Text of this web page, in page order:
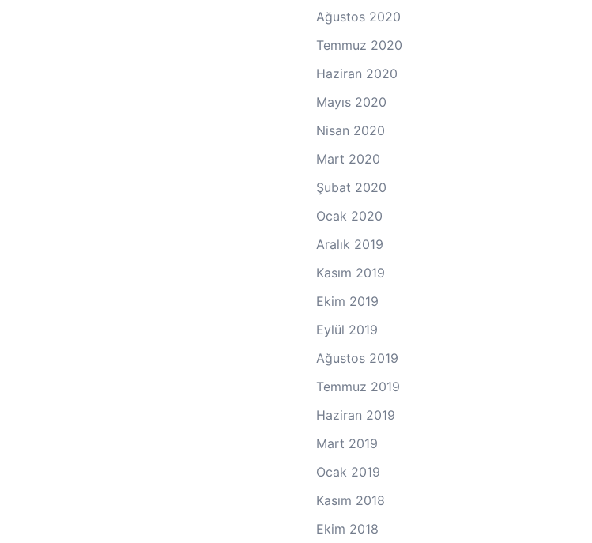
Ağustos 2020
Temmuz 2020
Haziran 2020
Mayıs 2020
Nisan 2020
Mart 2020
Şubat 2020
Ocak 2020
Aralık 2019
Kasım 2019
Ekim 2019
Eylül 2019
Ağustos 2019
Temmuz 2019
Haziran 2019
Mart 2019
Ocak 2019
Kasım 2018
Ekim 2018